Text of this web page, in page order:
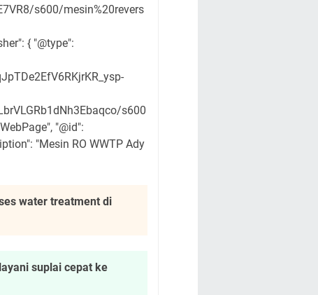
s600/mesin%20revers
{ "@type":
s600
"@id":
"Mesin RO WWTP Ady
water treatment di
suplai cepat ke